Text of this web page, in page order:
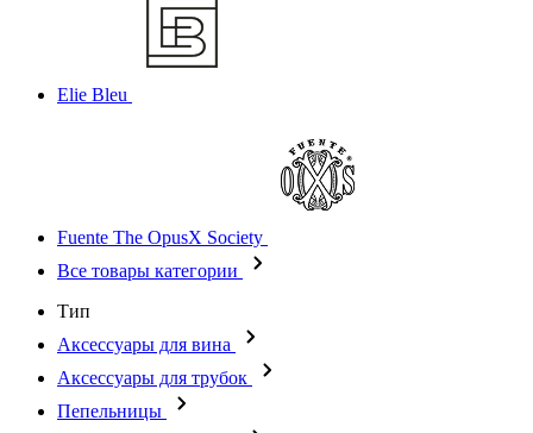
Elie Bleu
Fuente The OpusX Society
Все товары категории
Тип
Аксессуары для вина
Аксессуары для трубок
Пепельницы